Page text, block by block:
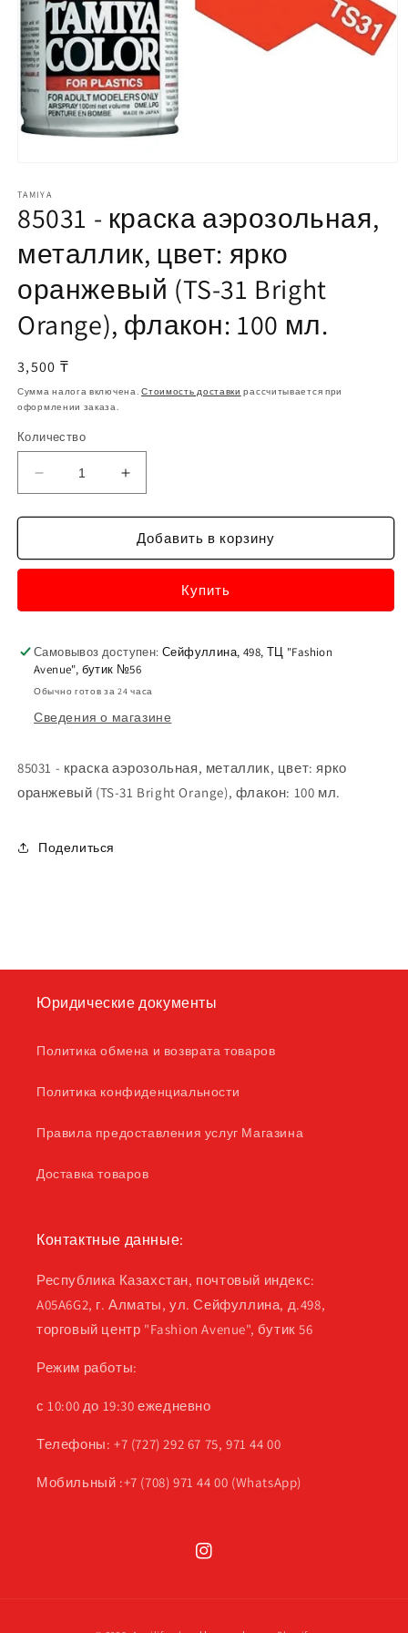
файлы
1
в
окне
TAMIYA
85031 - краска аэрозольная,
металлик, цвет: ярко
оранжевый (TS-31 Bright
Orange), флакон: 100 мл.
Обычная
цена
3,500 ₸
Сумма налога включена.Стоимость доставки рассчитывается при
оформлении заказа.
Количество
Уменьшить
количество
85031
краска
цвет:
оранжевый
(TS-
31
Bright
Orange),
100
мл.
Увеличить
количество
85031
краска
металлик,
цвет:
оранжевый
(TS-
31
Orange),
100
мл.
Добавить в корзину
Купить
Самовывоз доступен:Сейфуллина, 498, ТЦ "Fashion
Avenue", бутик №56
Обычно готов за 24 часа
Сведения о магазине
85031 - краска аэрозольная, металлик, цвет: ярко
оранжевый (TS-31 Bright Orange), флакон: 100 мл.
Поделиться
Юридические документы
Политика обмена и возврата товаров
Политика конфиденциальности
Правила предоставления услуг Магазина
Доставка товаров
Контактные данные:
Республика Казахстан, почтовый индекс:
A05A6G2, г. Алматы, ул. Сейфуллина, д.498,
торговый центр "Fashion Avenue", бутик 56
Режим работы:
с 10:00 до 19:30 ежедневно
Телефоны: +7 (727) 292 67 75, 971 44 00
Мобильный :+7 (708) 971 44 00 (WhatsApp)
Instagram